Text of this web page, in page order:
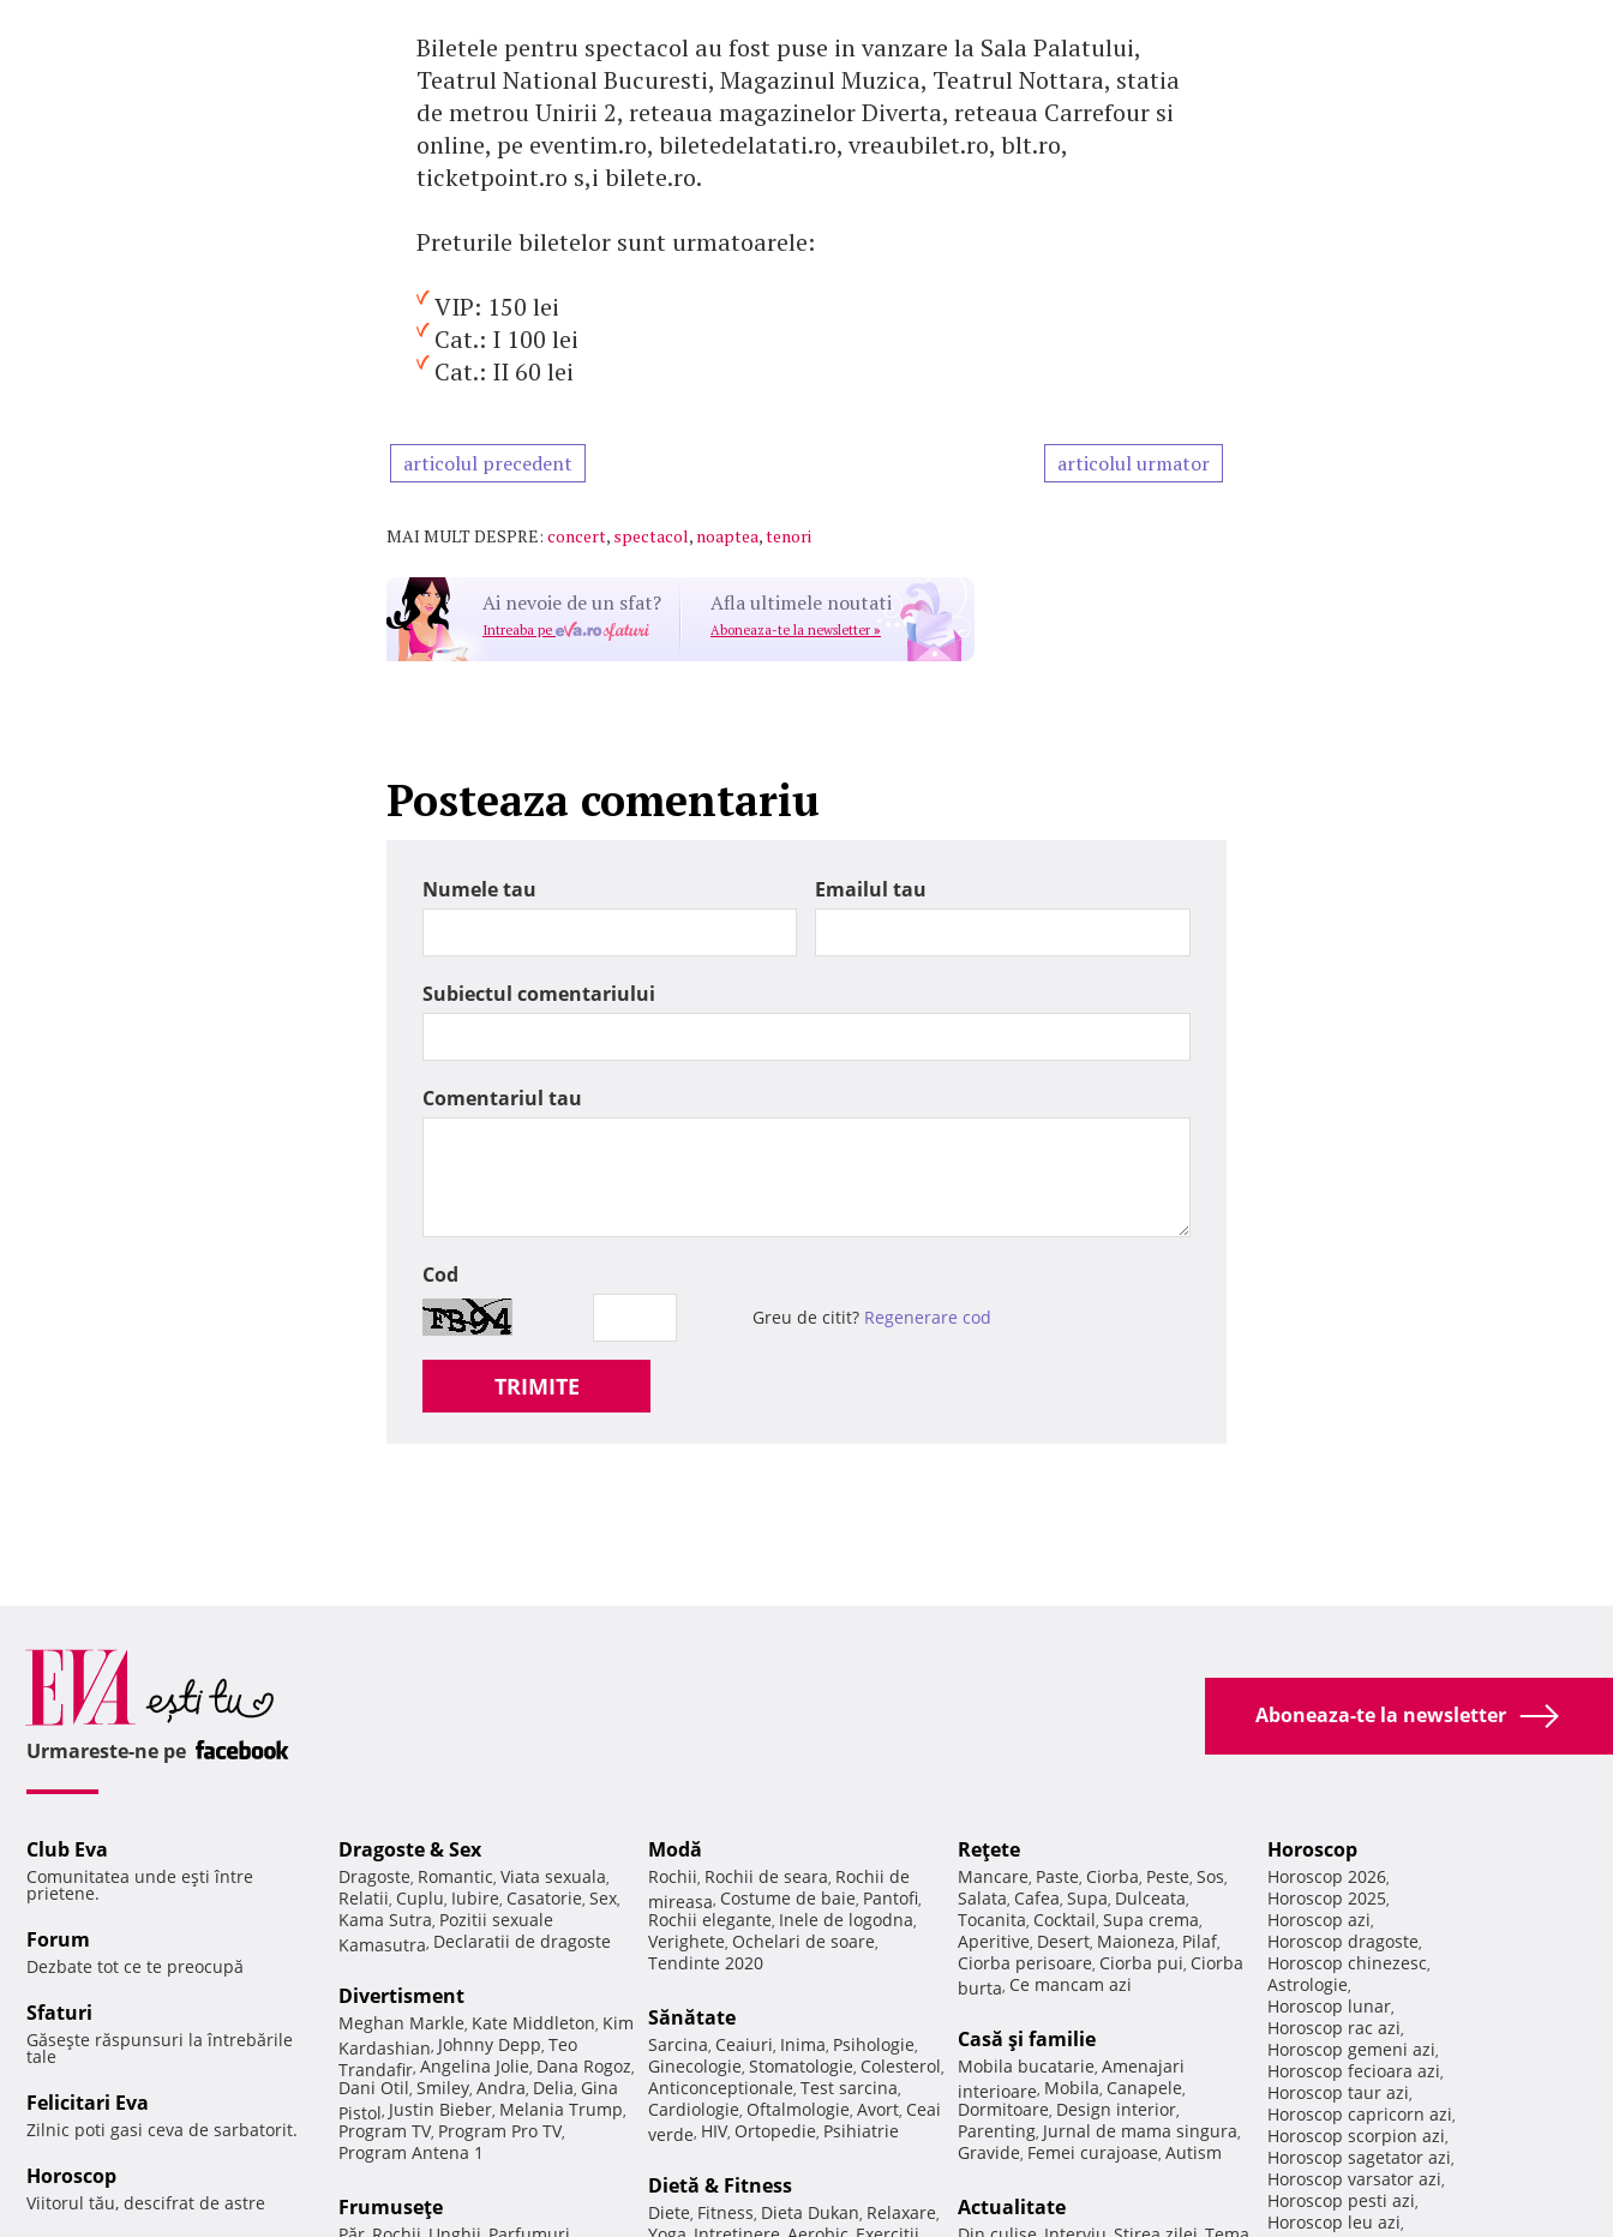
Biletele pentru spectacol au fost puse in vanzare la Sala Palatului,
Teatrul National Bucuresti, Magazinul Muzica, Teatrul Nottara, statia
de metrou Unirii 2, reteaua magazinelor Diverta, reteaua Carrefour si
online, pe eventim.ro, biletedelatati.ro, vreaubilet.ro, blt.ro,
ticketpoint.ro s,i bilete.ro.
Preturile biletelor sunt urmatoarele:
VIP: 150 lei
Cat.: I 100 lei
Cat.: II 60 lei
articolul precedent articolul urmator
MAI MULT DESPRE: concert, spectacol, noaptea,tenori
Ai nevoie de un sfat?
Intreaba pe
Afla ultimele noutati
Aboneaza-te la newsletter »
Posteaza comentariu
Numele tau Emailul tau
Subiectul comentariului
Comentariul tau
Cod
Greu de citit? Regenerare cod
TRIMITE
Aboneaza-te la newsletter
Urmareste-ne pe
Club Eva
Comunitatea unde eşti între
prietene.
Forum
Dezbate tot ce te preocupă
Sfaturi
Găseşte răspunsuri la întrebările
tale
Felicitari Eva
Zilnic poti gasi ceva de sarbatorit.
Horoscop
Viitorul tău, descifrat de astre
Dragoste & Sex
Dragoste, Romantic, Viata sexuala,
Relatii, Cuplu, Iubire, Casatorie, Sex,
Kama Sutra, Pozitii sexuale
Kamasutra, Declaratii de dragoste
Divertisment
Meghan Markle, Kate Middleton, Kim
Kardashian, Johnny Depp, Teo
Trandafir, Angelina Jolie, Dana Rogoz,
Dani Otil, Smiley, Andra, Delia, Gina
Pistol, Justin Bieber, Melania Trump,
Program TV, Program Pro TV,
Program Antena 1
Frumuseţe
Modă
Rochii, Rochii de seara, Rochii de
mireasa, Costume de baie, Pantofi,
Rochii elegante, Inele de logodna,
Verighete, Ochelari de soare,
Tendinte 2020
Sănătate
Sarcina, Ceaiuri, Inima, Psihologie,
Ginecologie, Stomatologie, Colesterol,
Anticonceptionale, Test sarcina,
Cardiologie, Oftalmologie, Avort, Ceai
verde, HIV, Ortopedie, Psihiatrie
Dietă & Fitness
Diete, Fitness, Dieta Dukan, Relaxare,
Reţete
Mancare, Paste, Ciorba, Peste, Sos,
Salata, Cafea, Supa, Dulceata,
Tocanita, Cocktail, Supa crema,
Aperitive, Desert, Maioneza, Pilaf,
Ciorba perisoare, Ciorba pui, Ciorba
burta, Ce mancam azi
Casă şi familie
Mobila bucatarie, Amenajari
interioare, Mobila, Canapele,
Dormitoare, Design interior,
Parenting, Jurnal de mama singura,
Gravide, Femei curajoase, Autism
Actualitate
Horoscop
Horoscop 2026,
Horoscop 2025,
Horoscop azi,
Horoscop dragoste,
Horoscop chinezesc,
Astrologie,
Horoscop lunar,
Horoscop rac azi,
Horoscop gemeni azi,
Horoscop fecioara azi,
Horoscop taur azi,
Horoscop capricorn azi,
Horoscop scorpion azi,
Horoscop sagetator azi,
Horoscop varsator azi,
Horoscop pesti azi,
Horoscop leu azi,